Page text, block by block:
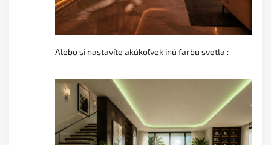
Alebo si nastavíte akúkoľvek inú farbu svetla :